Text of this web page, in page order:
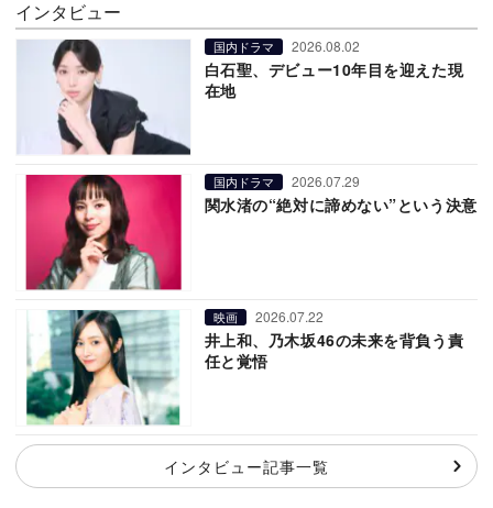
インタビュー
国内ドラマ 2026.08.02
白石聖、デビュー10年目を迎えた現
在地
国内ドラマ 2026.07.29
関水渚の“絶対に諦めない”という決意
映画 2026.07.22
井上和、乃木坂46の未来を背負う責
任と覚悟
インタビュー記事一覧